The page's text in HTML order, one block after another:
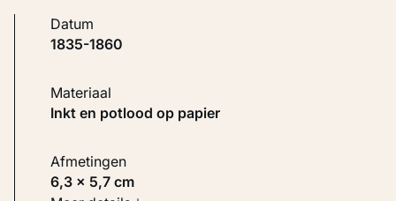
Datum
1835-1860
Materiaal
Inkt en potlood op papier
Afmetingen
6,3 × 5,7 cm